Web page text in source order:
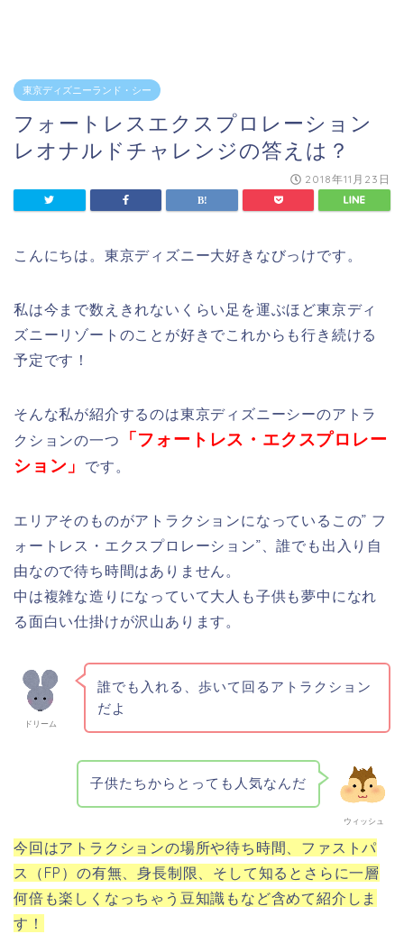
東京ディズニーランド・シー
フォートレスエクスプロレーション
レオナルドチャレンジの答えは？
2018年11月23日
こんにちは。東京ディズニー大好きなびっけです。
私は今まで数えきれないくらい足を運ぶほど東京ディ
ズニーリゾートのことが好きでこれからも行き続ける
予定です！
そんな私が紹介するのは東京ディズニーシーのアトラ
クションの一つ
「フォートレス・エクスプロレー
ション」 です。
エリアそのものがアトラクションになっているこの” フ
ォートレス・エクスプロレーション”、誰でも出入り自
由なので待ち時間はありません。
中は複雑な造りになっていて大人も子供も夢中になれ
る面白い仕掛けが沢山あります。
ドリーム
誰でも入れる、歩いて回るアトラクション
だよ
ウィッシュ
子供たちからとっても人気なんだ
今回はアトラクションの場所や待ち時間、ファストパ
ス（FP）の有無、身長制限、そして知るとさらに一層
何倍も楽しくなっちゃう豆知識もなど含めて紹介しま
す！